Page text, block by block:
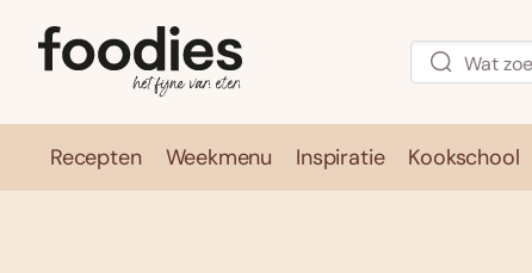
Recepten Weekmenu Inspiratie Kookschool